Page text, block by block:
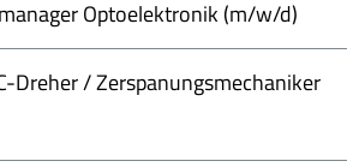
Optoelektronik (m/w/d)
Dreher / Zerspanungsmechaniker